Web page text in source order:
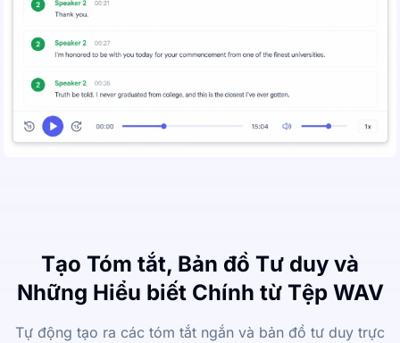
Tạo Tóm tắt, Bản đồ Tư duy và
Những Hiểu biết Chính từ Tệp WAV
Tự động tạo ra các tóm tắt ngắn và bản đồ tư duy trực